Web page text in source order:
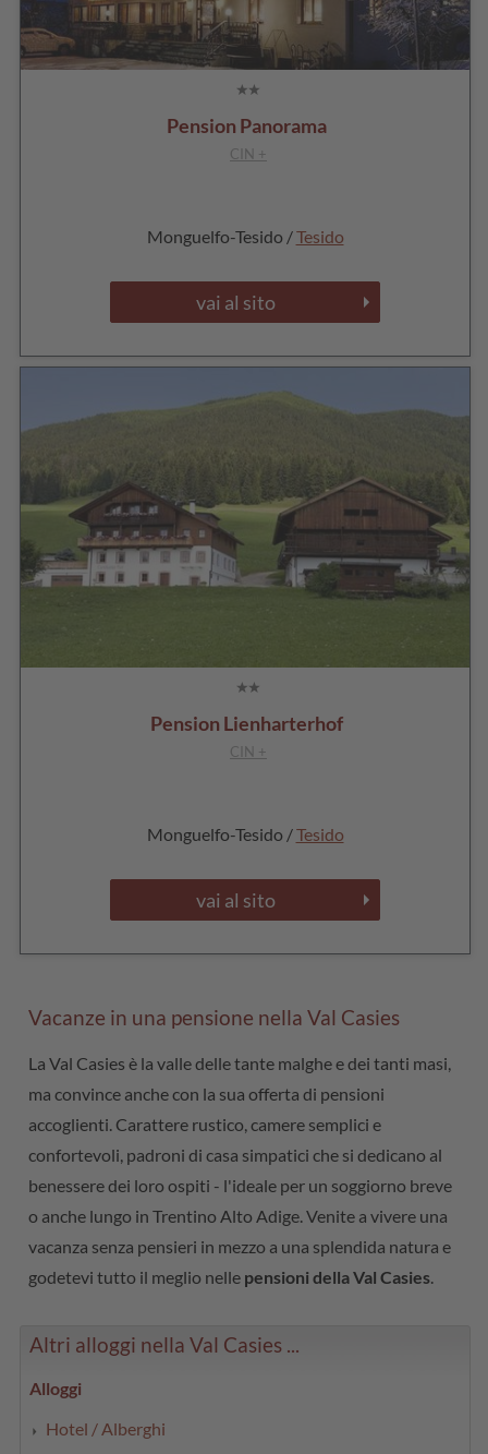
Pension Panorama
CIN +
Monguelfo-Tesido /Tesido
vai al sito
Pension Lienharterhof
CIN +
Monguelfo-Tesido /Tesido
vai al sito
Vacanze in una pensione nella Val Casies
La Val Casies è la valle delle tante malghe e dei tanti masi,
ma convince anche con la sua offerta di pensioni
accoglienti. Carattere rustico, camere semplici e
confortevoli, padroni di casa simpatici che si dedicano al
benessere dei loro ospiti - l'ideale per un soggiorno breve
o anche lungo in Trentino Alto Adige. Venite a vivere una
vacanza senza pensieri in mezzo a una splendida natura e
godetevi tutto il meglio nelle pensioni della Val Casies
Altri alloggi nella Val Casies ...
Alloggi
Hotel / Alberghi